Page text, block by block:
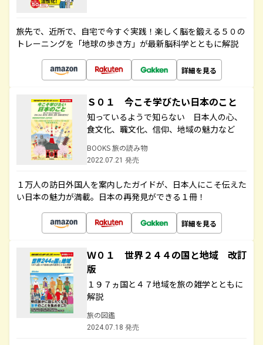
旅先で、近所で、自宅で今すぐ実践！楽しく脳を鍛える５０の
トレーニングを「地球の歩き方」が最新脳科学とともに解説
詳細を見る
Ｓ０１ 今こそ学びたい日本のこと
知っているようで知らない 日本人の心、
食文化、職文化、信仰、地域の魅力など
BOOKS 旅の読み物
2022.07.21 発売
１万人の訪日外国人を案内したガイドが、日本人にこそ伝えた
い日本の魅力が満載。日本の再発見ができる１冊！
詳細を見る
Ｗ０１ 世界２４４の国と地域 改訂
版
１９７ヵ国と４７地域を旅の雑学とともに
解説
旅の図鑑
2024.07.18 発売